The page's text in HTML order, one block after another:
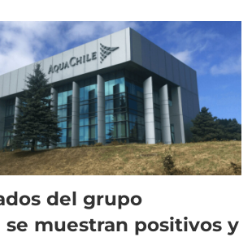
del grupo
se muestran positivos y